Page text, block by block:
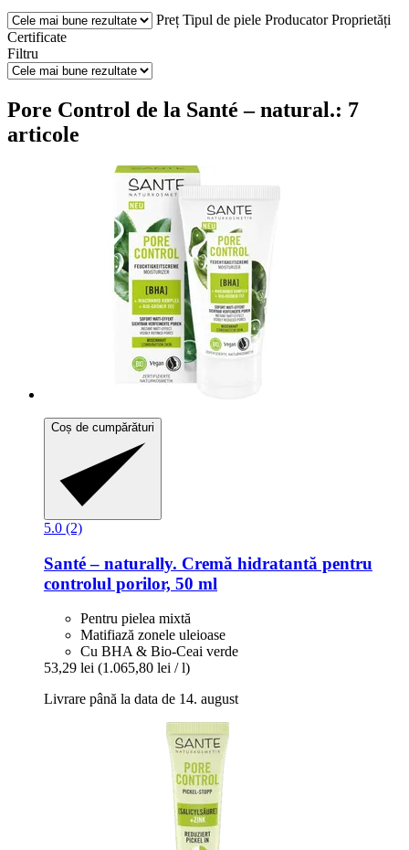
Preț Tipul de piele Producator Proprietăți
Certificate
Filtru
Pore Control de la Santé – natural.: 7
articole
Coș de cumpărături
5.0 (2)
Santé – naturally. Cremă hidratantă pentru
controlul porilor, 50 ml
Pentru pielea mixtă
Matifiază zonele uleioase
Cu BHA & Bio-Ceai verde
53,29 lei (1.065,80 lei / l)
Livrare până la data de 14. august